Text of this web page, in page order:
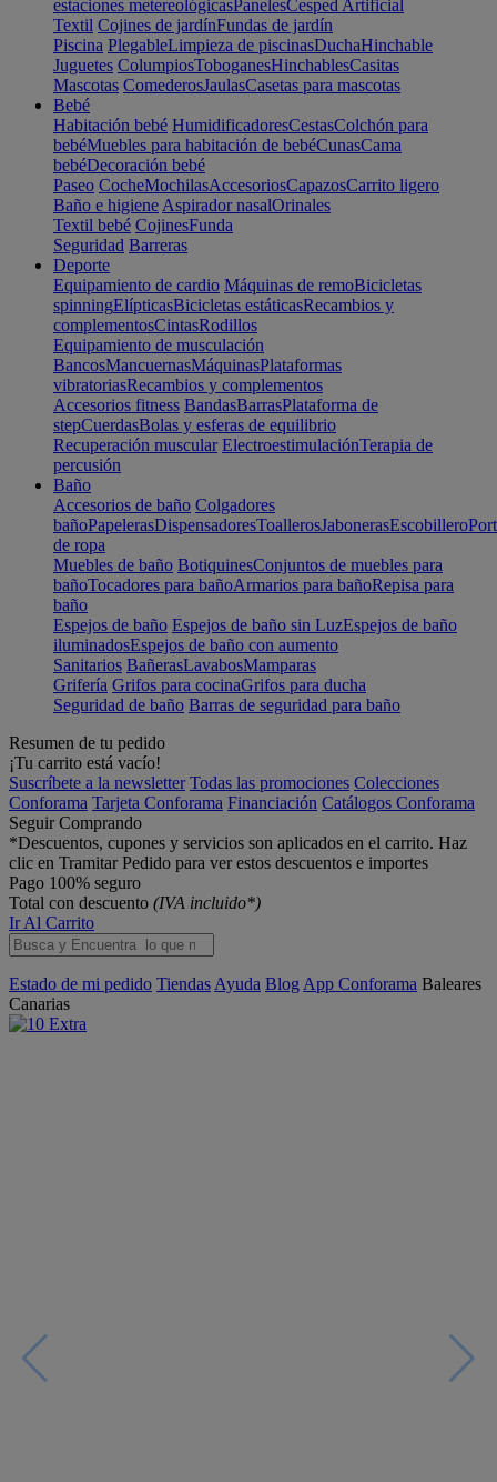
estaciones metereológicasPanelesCesped Artificial
Textil Cojines de jardínFundas de jardín
Piscina PlegableLimpieza de piscinasDuchaHinchable
Juguetes ColumpiosToboganesHinchablesCasitas
Mascotas ComederosJaulasCasetas para mascotas
Bebé
Habitación bebé HumidificadoresCestasColchón para
bebéMuebles para habitación de bebéCunasCama
bebéDecoración bebé
Paseo CocheMochilasAccesoriosCapazosCarrito ligero
Baño e higiene Aspirador nasalOrinales
Textil bebé CojinesFunda
Seguridad Barreras
Deporte
Equipamiento de cardio Máquinas de remoBicicletas
spinningElípticasBicicletas estáticasRecambios y
complementosCintasRodillos
Equipamiento de musculación
BancosMancuernasMáquinasPlataformas
vibratoriasRecambios y complementos
Accesorios fitness BandasBarrasPlataforma de
stepCuerdasBolas y esferas de equilibrio
Recuperación muscular ElectroestimulaciónTerapia de
percusión
Baño
Accesorios de baño Colgadores
bañoPapelerasDispensadoresToallerosJabonerasEscobillero
de ropa
Muebles de baño BotiquinesConjuntos de muebles para
bañoTocadores para bañoArmarios para bañoRepisa para
baño
Espejos de baño Espejos de baño sin LuzEspejos de baño
iluminadosEspejos de baño con aumento
Sanitarios BañerasLavabosMamparas
Grifería Grifos para cocinaGrifos para ducha
Seguridad de baño Barras de seguridad para baño
Resumen de tu pedido
¡Tu carrito está vacío!
Suscríbete a la newsletter Todas las promociones Colecciones
Conforama Tarjeta Conforama Financiación Catálogos Conforama
Seguir Comprando
*Descuentos, cupones y servicios son aplicados en el carrito. Haz
clic en Tramitar Pedido para ver estos descuentos e importes
Pago 100% seguro
Total con descuento (IVA incluido*)
Ir Al Carrito
Estado de mi pedido Tiendas Ayuda Blog App Conforama Baleares
Canarias